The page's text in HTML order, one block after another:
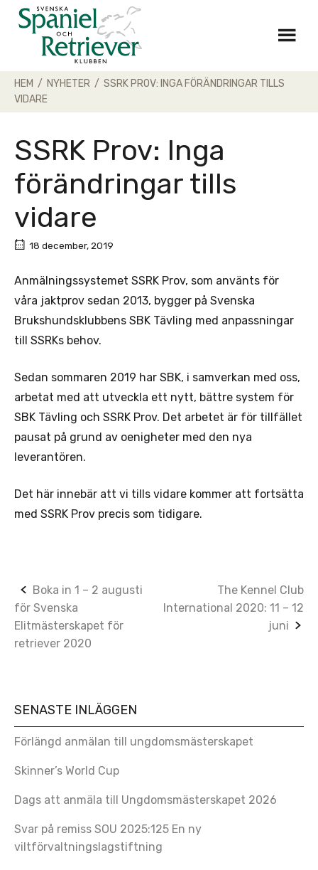
Skip
HEM / NYHETER / SSRK PROV: INGA FÖRÄNDRINGAR TILLS
VIDARE
SSRK Prov: Inga
förändringar tills
vidare
18 december, 2019
Anmälningssystemet SSRK Prov, som använts för
våra jaktprov sedan 2013, bygger på Svenska
Brukshundsklubbens SBK Tävling med anpassningar
till SSRKs behov.
Sedan sommaren 2019 har SBK, i samverkan med oss,
arbetat med att utveckla ett nytt, bättre system för
SBK Tävling och SSRK Prov. Det arbetet är för tillfället
pausat på grund av oenigheter med den nya
leverantören.
Det här innebär att vi tills vidare kommer att fortsätta
med SSRK Prov precis som tidigare.
Post
navigation
Boka in 1 – 2 augusti
för Svenska
Elitmästerskapet för
retriever 2020
The Kennel Club
International 2020: 11 – 12
juni
SENASTE INLÄGGEN
Förlängd anmälan till ungdomsmästerskapet
Skinner’s World Cup
Dags att anmäla till Ungdomsmästerskapet 2026
Svar på remiss SOU 2025:125 En ny
viltförvaltningslagstiftning